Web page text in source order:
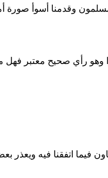
وقدمنا أسوأ
وهو رأي صحيح معتبر
اتفقنا فيه ويعذر